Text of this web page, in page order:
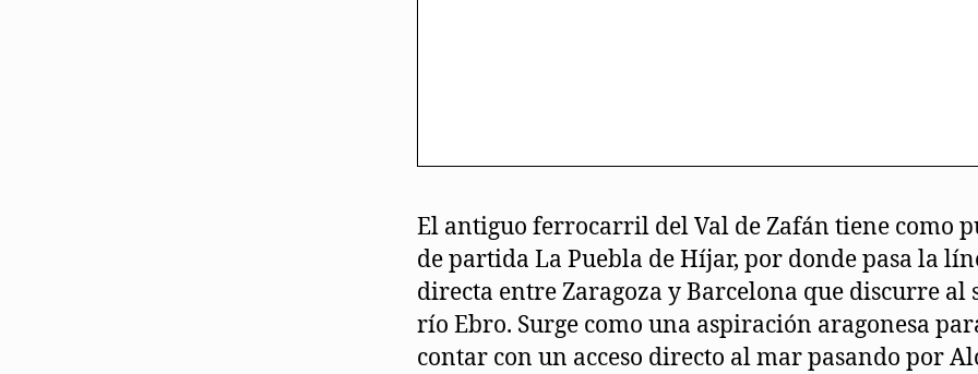
El antiguo ferrocarril del Val de Zafán tiene como
de partida La Puebla de Híjar, por donde pasa la
directa entre Zaragoza y Barcelona que discurre al
río Ebro. Surge como una aspiración aragonesa
contar con un acceso directo al mar pasando por